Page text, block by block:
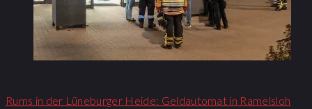
Rums in der Lüneburger Heide: Geldautomat in Ramelsloh